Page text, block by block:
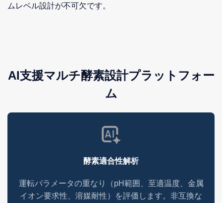
ムレベル設計が不可欠です。
AI支援マルチ酵素設計プラットフォー
ム
酵素適合性解析
運転パラメータの重なり（pH範囲、至適温度、金属
イオン要求性、溶媒耐性）を評価します。非互換な